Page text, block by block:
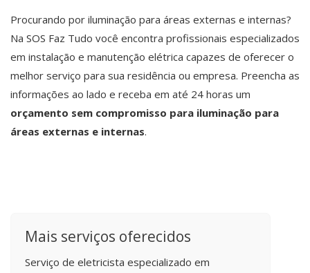
Procurando por iluminação para áreas externas e internas?
Na SOS Faz Tudo você encontra profissionais especializados
em instalação e manutenção elétrica capazes de oferecer o
melhor serviço para sua residência ou empresa. Preencha as
informações ao lado e receba em até 24 horas um
orçamento sem compromisso para iluminação para
áreas externas e internas.
Mais serviços oferecidos
Serviço de eletricista especializado em